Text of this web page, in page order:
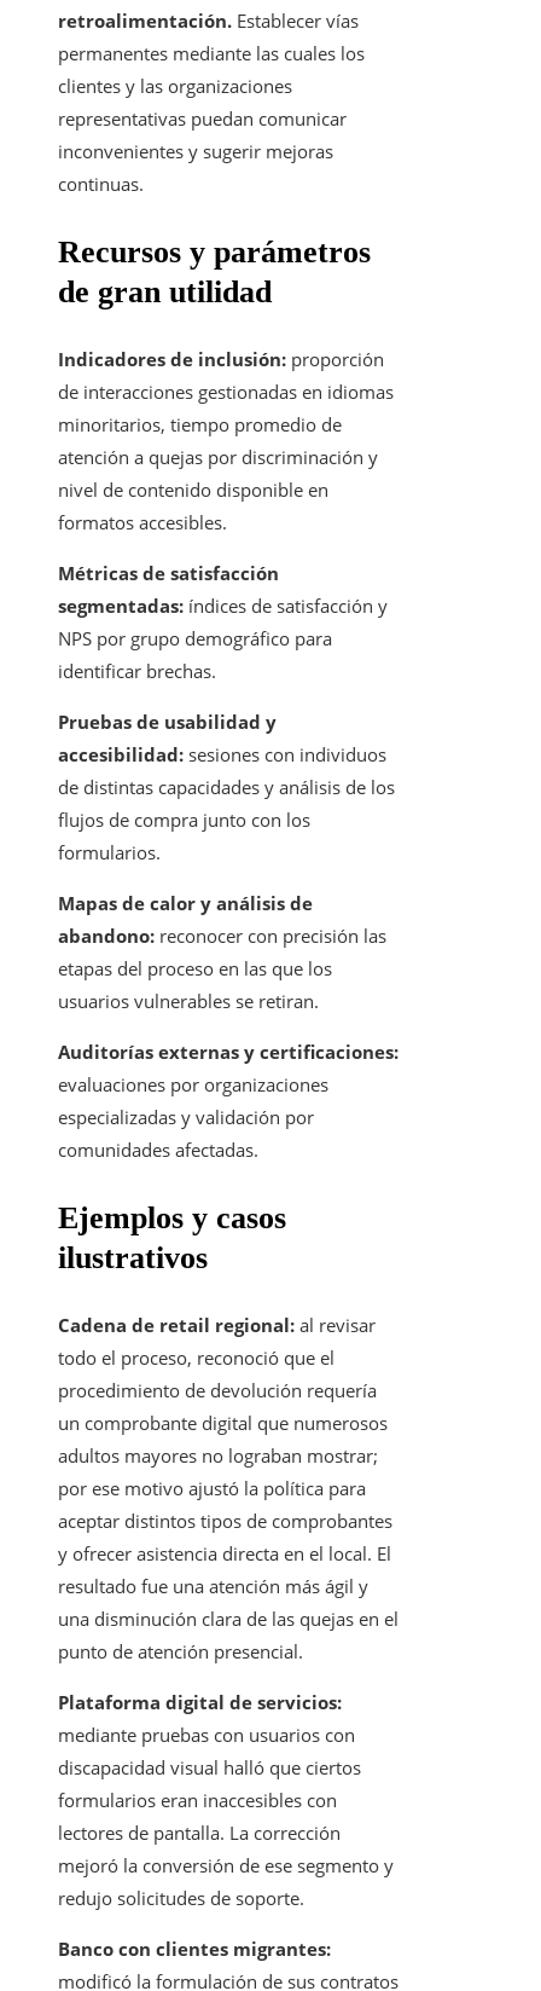
retroalimentación. Establecer vías
permanentes mediante las cuales los
clientes y las organizaciones
representativas puedan comunicar
inconvenientes y sugerir mejoras
continuas.
Recursos y parámetros
de gran utilidad
Indicadores de inclusión: proporción
de interacciones gestionadas en idiomas
minoritarios, tiempo promedio de
atención a quejas por discriminación y
nivel de contenido disponible en
formatos accesibles.
Métricas de satisfacción
segmentadas: índices de satisfacción y
NPS por grupo demográfico para
identificar brechas.
Pruebas de usabilidad y
accesibilidad: sesiones con individuos
de distintas capacidades y análisis de los
flujos de compra junto con los
formularios.
Mapas de calor y análisis de
abandono: reconocer con precisión las
etapas del proceso en las que los
usuarios vulnerables se retiran.
Auditorías externas y certificaciones:
evaluaciones por organizaciones
especializadas y validación por
comunidades afectadas.
Ejemplos y casos
ilustrativos
Cadena de retail regional: al revisar
todo el proceso, reconoció que el
procedimiento de devolución requería
un comprobante digital que numerosos
adultos mayores no lograban mostrar;
por ese motivo ajustó la política para
aceptar distintos tipos de comprobantes
y ofrecer asistencia directa en el local. El
resultado fue una atención más ágil y
una disminución clara de las quejas en el
punto de atención presencial.
Plataforma digital de servicios:
mediante pruebas con usuarios con
discapacidad visual halló que ciertos
formularios eran inaccesibles con
lectores de pantalla. La corrección
mejoró la conversión de ese segmento y
redujo solicitudes de soporte.
Banco con clientes migrantes:
modificó la formulación de sus contratos